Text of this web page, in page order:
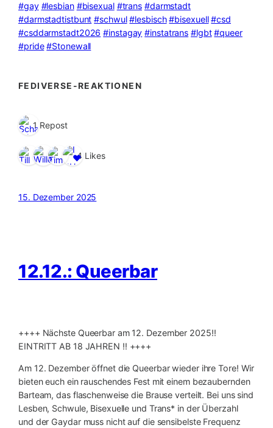
#gay #lesbian #bisexual #trans #darmstadt
#darmstadtistbunt #schwul #lesbisch #bisexuell #csd
#csddarmstadt2026 #instagay #instatrans #lgbt #queer
#pride #Stonewall
FEDIVERSE-REAKTIONEN
1 Repost
4 Likes
15. Dezember 2025
12.12.: Queerbar
++++ Nächste Queerbar am 12. Dezember 2025‼️
EINTRITT AB 18 JAHREN ‼️ ++++
Am 12. Dezember öffnet die Queerbar wieder ihre Tore! Wir
bieten euch ein rauschendes Fest mit einem bezaubernden
Barteam, das flaschenweise die Brause verteilt. Bei uns sind
Lesben, Schwule, Bisexuelle und Trans* in der Überzahl
und der Gaydar muss nicht auf die sensibelste Frequenz